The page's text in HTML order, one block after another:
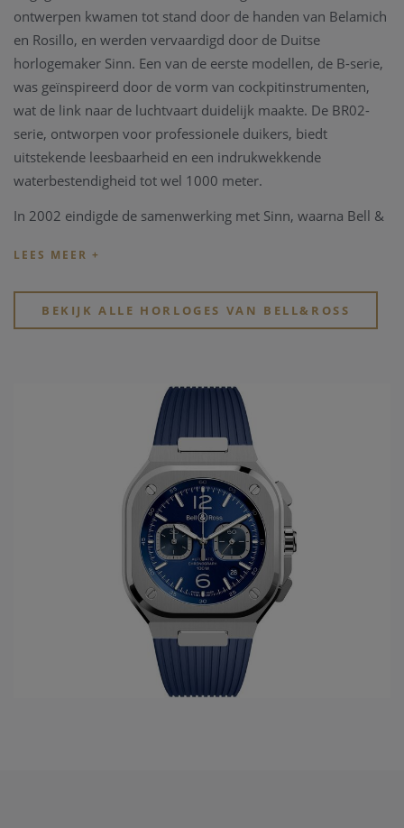
ontwerpen kwamen tot stand door de handen van Belamich
en Rosillo, en werden vervaardigd door de Duitse
horlogemaker Sinn. Een van de eerste modellen, de B-serie,
was geïnspireerd door de vorm van cockpitinstrumenten,
wat de link naar de luchtvaart duidelijk maakte. De BR02-
serie, ontworpen voor professionele duikers, biedt
uitstekende leesbaarheid en een indrukwekkende
waterbestendigheid tot wel 1000 meter.
In 2002 eindigde de samenwerking met Sinn, waarna Bell &
de-Fonds, Zwitserland. Het merk staat bekend om zijn
maritieme precisie en robuuste functionaliteit combineert.
Dit komt tot uiting in de vier kernprincipes van Bell & Ross:
die op vliegtuiginstrumenten, en speciale functies die zijn
ontworpen voor specifieke toepassingen.
Bijna de volledige collectie van Bell & Ross bestaat uit
automatische horloges, met uitzondering van de verfijnde
quartz-bewegingen in de BR S collectie, die het merk een
extra dimensie van precisie en verfijning geeft.
De collecties van het horloge merk Bell&Ross
kwalitatieve horloge merkenen zijn:
Ook voor een correcte na-verkoop kan u terecht in onze
zaak. Zo beschikt onze zaak over een officieel Breitling -
Omega - TAG Heuer - Longines - Rado ...
BEKIJK ALLE HORLOGES VAN BELL&ROSS